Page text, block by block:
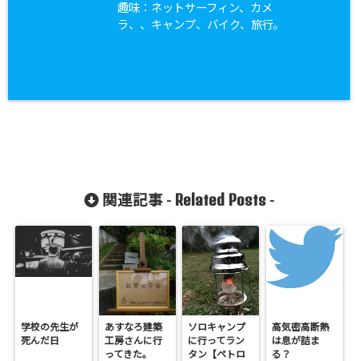
趣味：ネットサーフィン、カメ
ラ、、キャンプ、バイク、旅行。
関連記事 - Related Posts-
学校の先生が
死んだ日
あすなろ建築
工房さんに行
ってきた。
ソロキャンプ
に行ってラン
タン【ペトロ
高気密高断熱
は息が詰ま
る？